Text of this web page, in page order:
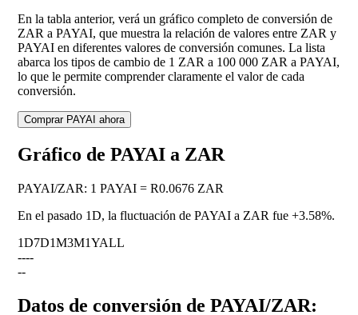
En la tabla anterior, verá un gráfico completo de conversión de
ZAR a PAYAI, que muestra la relación de valores entre ZAR y
PAYAI en diferentes valores de conversión comunes. La lista
abarca los tipos de cambio de 1 ZAR a 100 000 ZAR a PAYAI,
lo que le permite comprender claramente el valor de cada
conversión.
Comprar PAYAI ahora
Gráfico de PAYAI a ZAR
PAYAI/ZAR: 1 PAYAI = R0.0676 ZAR
En el pasado 1D, la fluctuación de PAYAI a ZAR fue +3.58%.
1D7D1M3M1YALL
----
--
Datos de conversión de PAYAI/ZAR: